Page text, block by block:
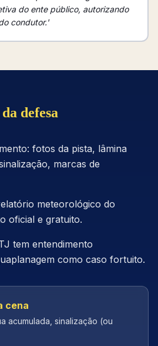
do ente público, autorizando
condutor.'
defesa
fotos da pista, lâmina
marcas de
meteorológico do
oficial e gratuito.
tem entendimento
como caso fortuito.
cena
acumulada, sinalização (ou